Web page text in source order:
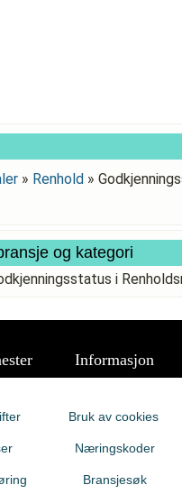
» Renhold »
og kategori
i
Informasjon
Bruk av cookies
Næringskoder
Bransjesøk